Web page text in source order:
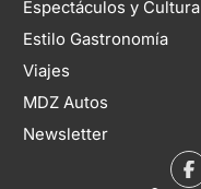
Espectáculos y Cultura
Estilo Gastronomía
Viajes
MDZ Autos
Newsletter